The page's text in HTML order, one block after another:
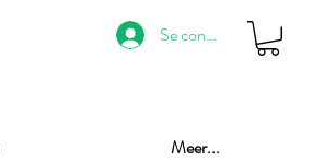
Se connecter
Meer...